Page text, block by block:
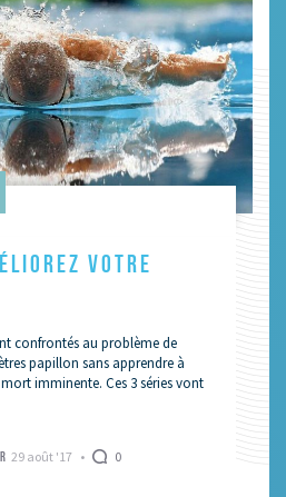
VOTRE
confrontés au problème de
papillon sans apprendre à
imminente. Ces 3 séries vont
29 août '17 0